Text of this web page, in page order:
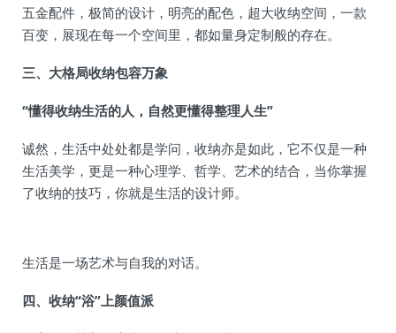
五金配件，极简的设计，明亮的配色，超大收纳空间，一款
百变，展现在每一个空间里，都如量身定制般的存在。
三、大格局收纳包容万象
“懂得收纳生活的人，自然更懂得整理人生”
诚然，生活中处处都是学问，收纳亦是如此，它不仅是一种
生活美学，更是一种心理学、哲学、艺术的结合，当你掌握
了收纳的技巧，你就是生活的设计师。
生活是一场艺术与自我的对话。
四、收纳“浴”上颜值派